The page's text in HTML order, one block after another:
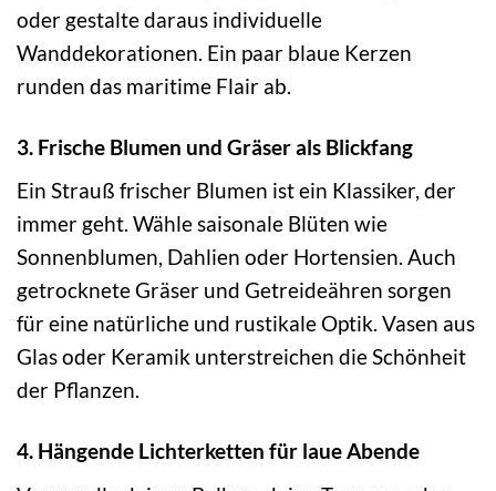
oder gestalte daraus individuelle
Wanddekorationen. Ein paar blaue Kerzen
runden das maritime Flair ab.
3. Frische Blumen und Gräser als Blickfang
Ein Strauß frischer Blumen ist ein Klassiker, der
immer geht. Wähle saisonale Blüten wie
Sonnenblumen, Dahlien oder Hortensien. Auch
getrocknete Gräser und Getreideähren sorgen
für eine natürliche und rustikale Optik. Vasen aus
Glas oder Keramik unterstreichen die Schönheit
der Pflanzen.
4. Hängende Lichterketten für laue Abende